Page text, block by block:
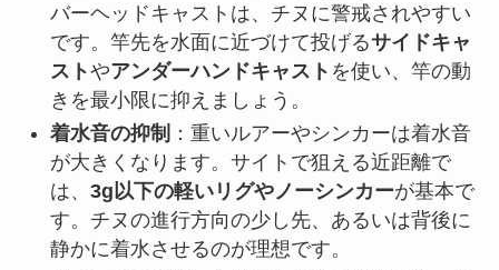
バーヘッドキャストは、チヌに警戒されやすい
です。竿先を水面に近づけて投げるサイドキャ
ストやアンダーハンドキャスト を使い、竿の動
きを最小限に抑えましょう。
着水音の抑制 ：重いルアーやシンカーは着水音
が大きくなります。サイトで狙える近距離で
は、 3g以下の軽いリグやノーシンカーが基本で
す。チヌの進行方向の少し先、あるいは背後に
静かに着水させるのが理想です。